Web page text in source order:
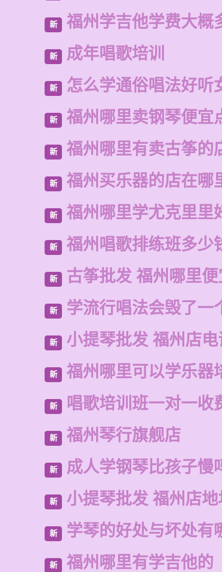
新 福州学吉他学费大概
新 成年唱歌培训
新 怎么学通俗唱法好听
新 福州哪里卖钢琴便宜
新 福州哪里有卖古筝的
新 福州买乐器的店在哪
新 福州哪里学尤克里里
新 福州唱歌排练班多少
新 古筝批发 福州哪里
新 学流行唱法会毁了一
新 小提琴批发 福州店
新 福州哪里可以学乐器
新 唱歌培训班一对一收
新 福州琴行旗舰店
新 成人学钢琴比孩子慢
新 小提琴批发 福州店
新 学琴的好处与坏处有
新 福州哪里有学吉他的